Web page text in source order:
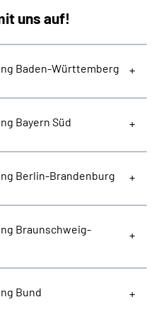
uns auf!
Baden-Württemberg
Bayern Süd
Berlin-Brandenburg
Braunschweig-
Bund